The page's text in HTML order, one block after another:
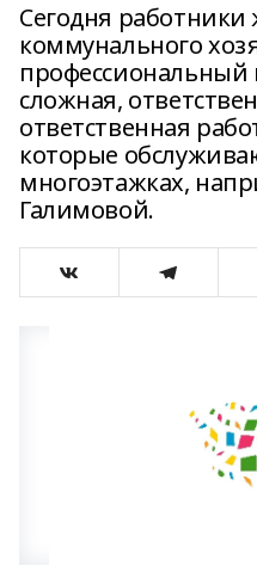
Сегодня
коммунального
профессиональный
сложная,
ответственная
которые
многоэтажках,
Галимовой.